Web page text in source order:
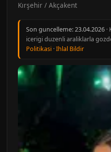
Kırşehir / Akçakent
Son guncelleme:23.04.2026
icerigi duzenli araliklarla
Politikasi ·Ihlal Bildir